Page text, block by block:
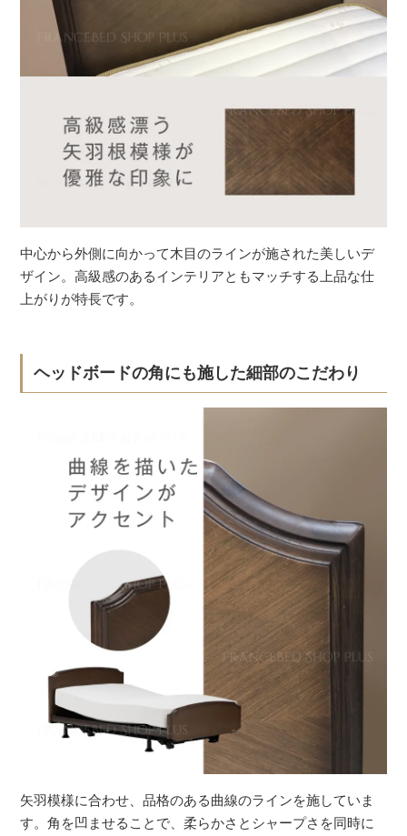
中心から外側に向かって木目のラインが施された美しいデ
ザイン。高級感のあるインテリアともマッチする上品な仕
上がりが特長です。
ヘッドボードの角にも施した細部のこだわり
矢羽模様に合わせ、品格のある曲線のラインを施していま
す。角を凹ませることで、柔らかさとシャープさを同時に